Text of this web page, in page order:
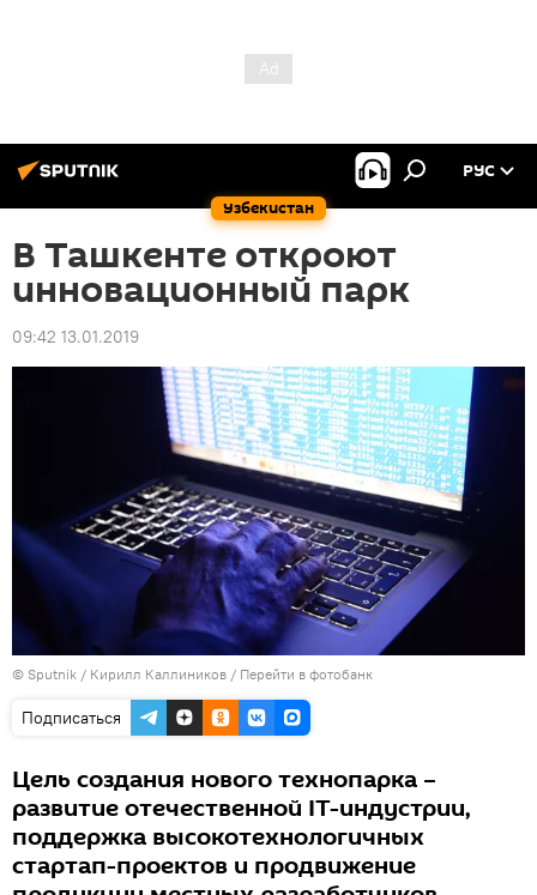
Узбекистан
РУС
В Ташкенте откроют
инновационный парк
09:42 13.01.2019
© Sputnik / Кирилл Каллиников / Перейти в фотобанк
Подписаться
Цель создания нового технопарка –
развитие отечественной IT-индустрии,
поддержка высокотехнологичных
стартап-проектов и продвижение